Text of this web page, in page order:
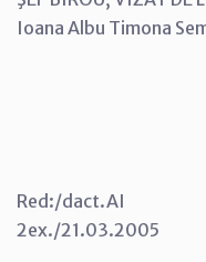
Ioana Albu Timona
Red:/dact.AI
2ex./21.03.2005